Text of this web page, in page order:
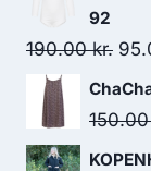
92
190.00kr.